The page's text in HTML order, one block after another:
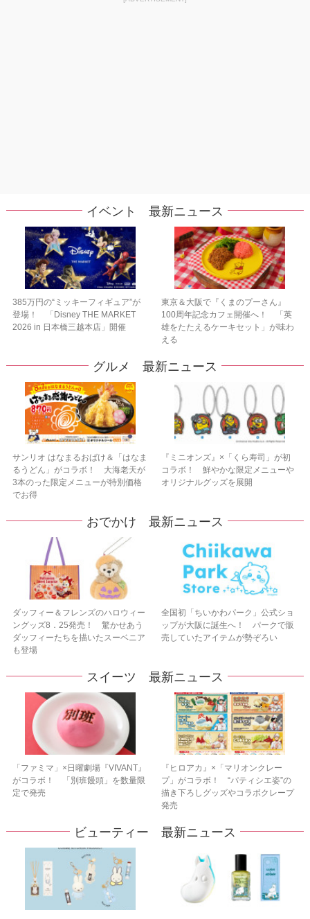
イベント 最新ニュース
385万円の“ミッキーフィギュア”が
登場！ 「Disney THE MARKET
2026 in 日本橋三越本店」開催
東京＆大阪で『くまのプーさん』
100周年記念カフェ開催へ！ 「英
雄をたたえるケーキセット」が味わ
える
グルメ 最新ニュース
サンリオ はなまるおばけ＆「はなま
るうどん」がコラボ！ 大海老天が
3本のった限定メニューが特別価格
でお得
『ミニオンズ』×「くら寿司」が初
コラボ！ 鮮やかな限定メニューや
オリジナルグッズを展開
おでかけ 最新ニュース
ダッフィー＆フレンズのハロウィー
ングッズ8．25発売！ 驚かせあう
ダッフィーたちを描いたスーベニア
も登場
全国初「ちいかわパーク」公式ショ
ップが大阪に誕生へ！ パークで販
売していたアイテムが勢ぞろい
スイーツ 最新ニュース
「ファミマ」×日曜劇場『VIVANT』
がコラボ！ 「別班饅頭」を数量限
定で発売
『ヒロアカ』×「マリオンクレー
プ」がコラボ！ “パティシエ姿”の
描き下ろしグッズやコラボクレープ
発売
ビューティー 最新ニュース